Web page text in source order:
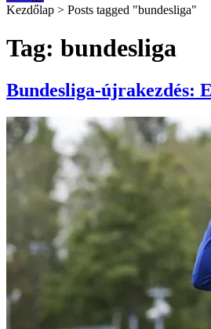
Kezdőlap > Posts tagged "bundesliga"
Tag: bundesliga
Bundesliga-újrakezdés: